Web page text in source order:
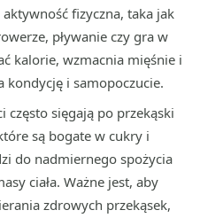
fizyczna, taka jak
pływanie czy gra w
kalorie, wzmacnia mięśnie i
kondycję i samopoczucie.
często sięgają po przekąski
są bogate w cukry i
do nadmiernego spożycia
ciała. Ważne jest, aby
zdrowych przekąsek,